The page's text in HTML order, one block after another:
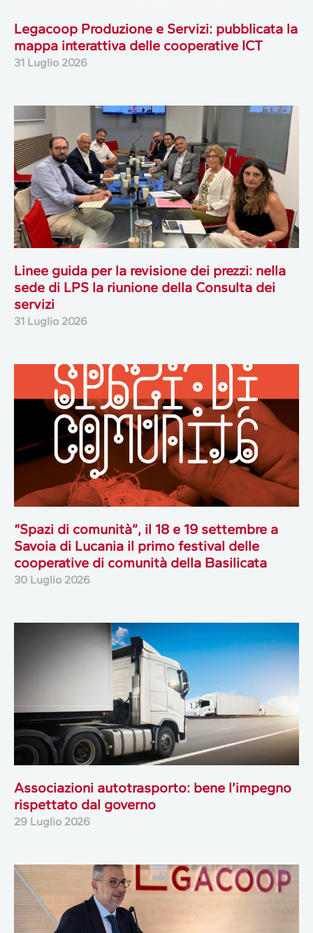
Legacoop Produzione e Servizi: pubblicata la
mappa interattiva delle cooperative ICT
31 Luglio 2026
Linee guida per la revisione dei prezzi: nella
sede di LPS la riunione della Consulta dei
servizi
31 Luglio 2026
“Spazi di comunità”, il 18 e 19 settembre a
Savoia di Lucania il primo festival delle
cooperative di comunità della Basilicata
30 Luglio 2026
Associazioni autotrasporto: bene l’impegno
rispettato dal governo
29 Luglio 2026